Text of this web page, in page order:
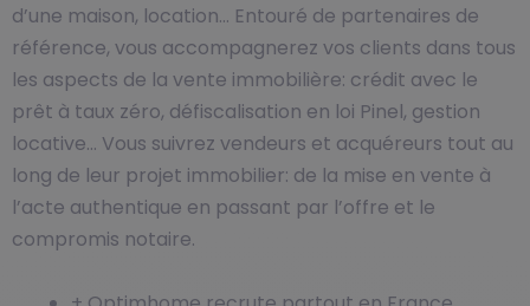
d’une maison, location… Entouré de partenaires de
référence, vous accompagnerez vos clients dans tous
les aspects de la vente immobilière: crédit avec le
prêt à taux zéro, défiscalisation en loi Pinel, gestion
locative… Vous suivrez vendeurs et acquéreurs tout au
long de leur projet immobilier: de la mise en vente à
l’acte authentique en passant par l’offre et le
compromis notaire.